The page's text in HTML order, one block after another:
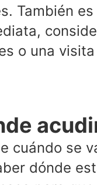
También
o una
cuándo se
dónde